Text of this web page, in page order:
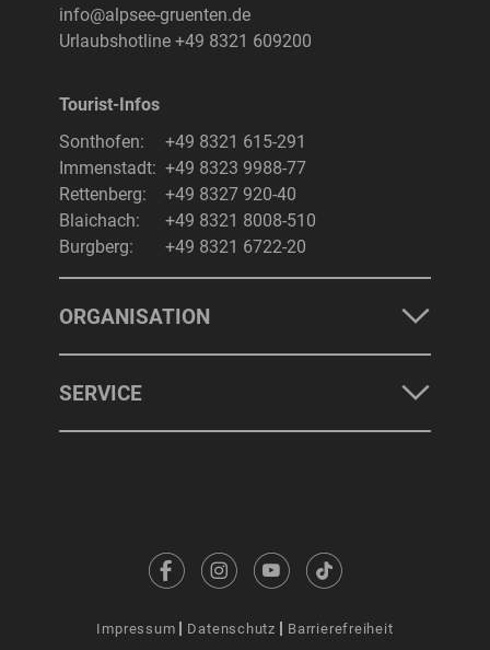
info@alpsee-gruenten.de
Urlaubshotline +49 8321 609200
Tourist-Infos
Sonthofen:
+49 8321 615-291
Immenstadt: +49 8323 9988-77
Rettenberg:
+49 8327 920-40
Blaichach:
+49 8321 8008-510
Burgberg:
+49 8321 6722-20
ORGANISATION
SERVICE
Impressum Datenschutz Barrierefreiheit